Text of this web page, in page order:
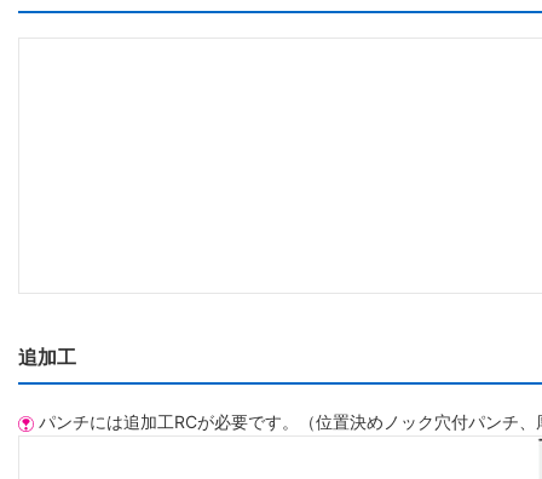
追加工
パンチには追加工RCが必要です。（位置決めノック穴付パンチ